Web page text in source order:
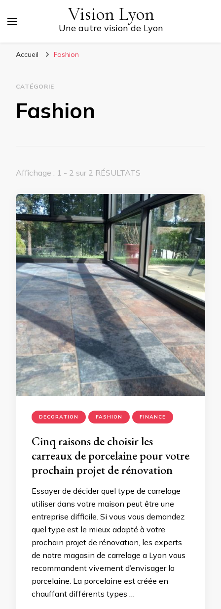
Vision Lyon
Une autre vision de Lyon
Accueil Fashion
CATÉGORIE
Fashion
Affichage : 1 - 2 sur 2 RÉSULTATS
DECORATION FASHION FINANCE
Cinq raisons de choisir les
carreaux de porcelaine pour votre
prochain projet de rénovation
Essayer de décider quel type de carrelage
utiliser dans votre maison peut être une
entreprise difficile. Si vous vous demandez
quel type est le mieux adapté à votre
prochain projet de rénovation, les experts
de notre magasin de carrelage a Lyon vous
recommandent vivement d’envisager la
porcelaine. La porcelaine est créée en
chauffant différents types …